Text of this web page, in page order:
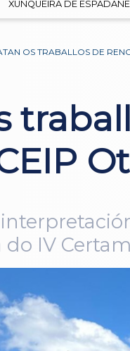
XUNQUEIRA DE
OS TRABALLOS DE
IV